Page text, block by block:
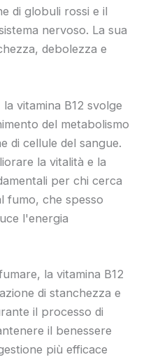
di globuli rossi e il
nervoso. La sua
debolezza e
vitamina B12 svolge
del metabolismo
di cellule del sangue.
la vitalità e la
per chi cerca
fumo, che spesso
l'energia
la vitamina B12
di stanchezza e
il processo di
il benessere
più efficace